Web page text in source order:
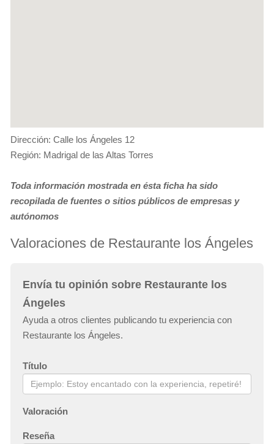
Dirección: Calle los Ángeles 12
Región: Madrigal de las Altas Torres
Toda información mostrada en ésta ficha ha sido
recopilada de fuentes o sitios públicos de empresas y
autónomos
Valoraciones de Restaurante los Ángeles
Envía tu opinión sobre Restaurante los
Ángeles
Ayuda a otros clientes publicando tu experiencia con
Restaurante los Ángeles.
Título
Valoración
Reseña